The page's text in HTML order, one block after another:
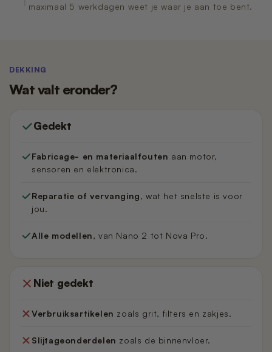
maximaal 5 werkdagen weet je waar je aan toe bent.
DEKKING
Wat valt eronder?
Gedekt
Fabricage- en materiaalfouten aan motor,
sensoren en elektronica.
Reparatie of vervanging, wat het snelste is voor
jou.
Alle modellen, van Nano 2 tot Nova Pro.
Niet gedekt
Verbruiksartikelen zoals grit, filters en zakjes.
Slijtageonderdelen zoals de binnenvloer.